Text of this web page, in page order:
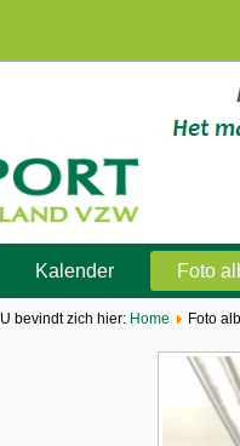
Kalender Foto
U bevindt zich hier: Home Foto